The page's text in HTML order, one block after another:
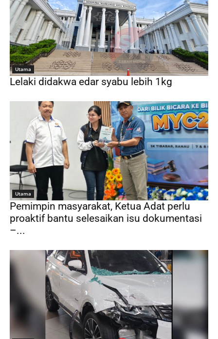
Utama
Lelaki didakwa edar syabu lebih 1kg
Utama
Pemimpin masyarakat, Ketua Adat perlu
proaktif bantu selesaikan isu dokumentasi
–...